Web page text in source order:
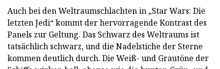
Auch bei den Weltraumschlachten in „Star Wars: Die
letzten Jedi“ kommt der hervorragende Kontrast des
Panels zur Geltung. Das Schwarz des Weltraums ist
tatsächlich schwarz, und die Nadelstiche der Sterne
kommen deutlich durch. Die Weiß- und Grautöne der